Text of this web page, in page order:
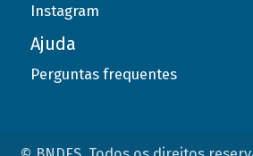
Instagram
Ajuda
Perguntas frequentes